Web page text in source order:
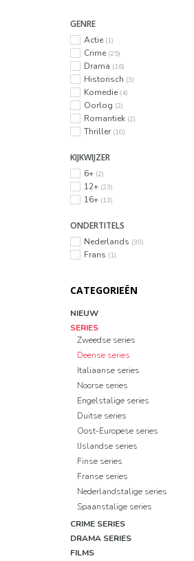
GENRE
Actie (1)
Crime (25)
Drama (16)
Historisch (3)
Komedie (4)
Oorlog (2)
Romantiek (2)
Thriller (10)
KIJKWIJZER
6+ (2)
12+ (23)
16+ (13)
ONDERTITELS
Nederlands (39)
Frans (1)
CATEGORIEËN
NIEUW
SERIES
Zweedse series
Deense series
Italiaanse series
Noorse series
Engelstalige series
Duitse series
Oost-Europese series
IJslandse series
Finse series
Franse series
Nederlandstalige series
Spaanstalige series
CRIME SERIES
DRAMA SERIES
FILMS